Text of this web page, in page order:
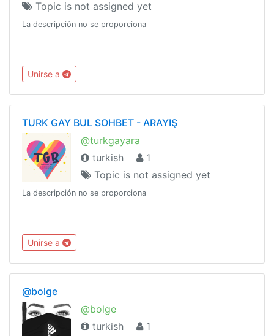
Topic is not assigned yet
La descripción no se proporciona
Unirse a
TURK GAY BUL SOHBET - ARAYIŞ
@turkgayara
turkish
1
Topic is not assigned yet
La descripción no se proporciona
Unirse a
@bolge
@bolge
turkish
1